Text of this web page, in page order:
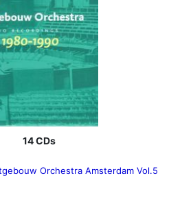
скрипки и Концерт для
/ Скрипка: Пьер Амойяль,
№ 1 (Саймон Рэттл / сэр
3 и 4 (Симфония № 5)
/ Night Dances (сэр Эндрю
/ Дэниел Хардинг)
14 CDs
Orchestra Amsterdam Vol.5